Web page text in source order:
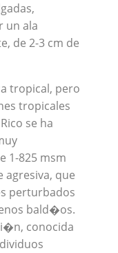
un ala
de 2-3 cm de
tropical, pero
tropicales
se ha
1-825 msm
agresiva, que
perturbados
bald�os.
conocida